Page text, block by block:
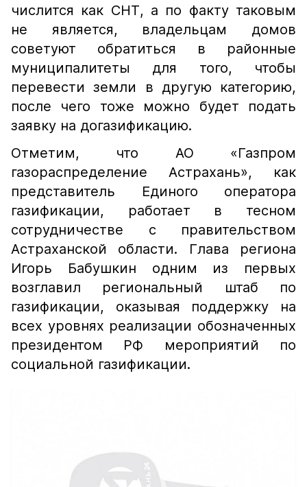
числится как СНТ, а по факту таковым
не является, владельцам домов
советуют обратиться в районные
муниципалитеты для того, чтобы
перевести земли в другую категорию,
после чего тоже можно будет подать
заявку на догазификацию.
Отметим, что АО «Газпром
газораспределение Астрахань», как
представитель Единого оператора
газификации, работает в тесном
сотрудничестве с правительством
Астраханской области. Глава региона
Игорь Бабушкин одним из первых
возглавил региональный штаб по
газификации, оказывая поддержку на
всех уровнях реализации обозначенных
президентом РФ мероприятий по
социальной газификации.